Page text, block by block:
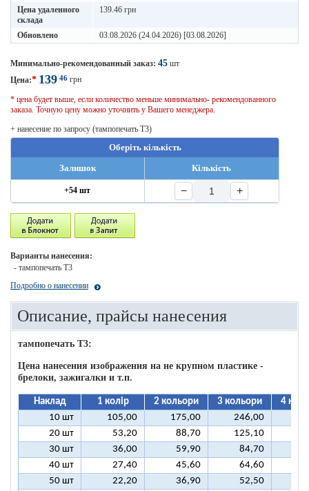
Цена удаленного
склада
139.46 грн
Обновлено 03.08.2026 (24.04.2026) [03.08.2026]
Минимально-рекомендованный заказ: 45 шт
Цена:* 139 46 грн
* цена будет выше, если количество меньше минимально- рекомендованного
заказа. Точную цену можно уточнить у Вашего менеджера.
+ нанесение по запросу (тампопечать T3)
Оберіть кількість
Залишок
Кількість
+54 шт − +
Варианты нанесения:
- тампопечать T3
Подробно о нанесении
Описание, прайсы нанесения
тампопечать T3:
Цена нанесения изображения на не крупном пластике -
брелоки, зажигалки и т.п.
Наклад 1 колір 2 кольори 3 кольори
4
10 шт
105,00 175,00 246,00
20 шт
53,20 88,70 125,10
30 шт
36,00 59,90 84,70
40 шт
27,40 45,60 64,60
50 шт
22,20 36,90 52,50